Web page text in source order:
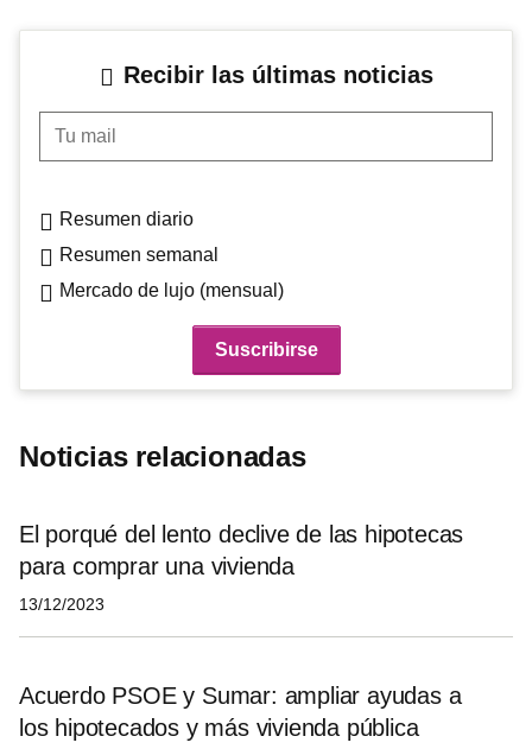
Recibir las últimas noticias
Tu mail
Resumen diario
Resumen semanal
Mercado de lujo (mensual)
Noticias relacionadas
El porqué del lento declive de las hipotecas
para comprar una vivienda
13/12/2023
Acuerdo PSOE y Sumar: ampliar ayudas a
los hipotecados y más vivienda pública